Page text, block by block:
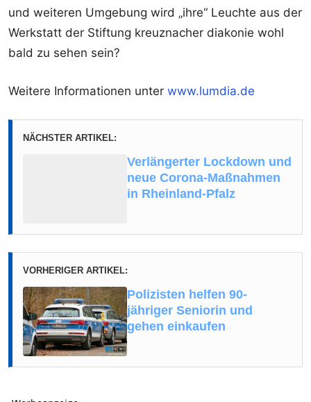
und weiteren Umgebung wird „ihre“ Leuchte aus der
Werkstatt der Stiftung kreuznacher diakonie wohl
bald zu sehen sein?
Weitere Informationen unter www.lumdia.de
NÄCHSTER ARTIKEL:
Verlängerter Lockdown und
neue Corona-Maßnahmen
in Rheinland-Pfalz
VORHERIGER ARTIKEL:
Polizisten helfen 90-
jähriger Seniorin und
gehen einkaufen